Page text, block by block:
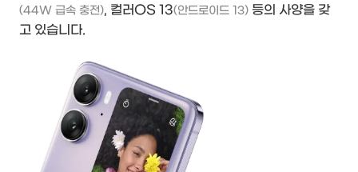
(44W 급속 충전), 컬러OS 13(안드로이드 13) 등의 사양을 갖
고 있습니다.